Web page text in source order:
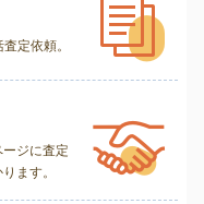
定依頼。
ジに査定
ます。